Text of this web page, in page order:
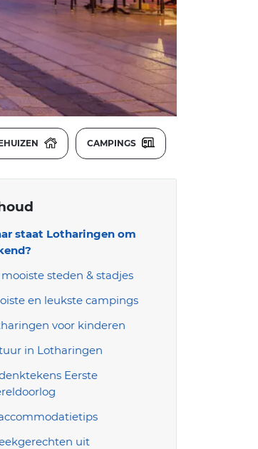
CAMPINGS
staat Lotharingen om
mooiste steden & stadjes
en leukste campings
voor kinderen
in Lotharingen
Eerste
uit